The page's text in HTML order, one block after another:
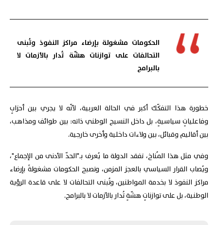
الحكومات مشغولة بإرضاء مراكز النفوذ وتُبنى
التحالفات على توازنات هشّة تُدار بالأزمات لا
بالبرامج
خطورة هذا التفكّك أكبر في الحالة العربية، لأنّه لا يجري بين أحزابٍ
وفاعلياتٍ سياسيةٍ، بل داخل النسيج الوطني ذاته: بين طوائف ومذاهب،
بين أقاليم وقبائل، بين ولاءات داخلية وأخرى خارجية.
وفي مثل هذا المُناخ، تفقد الدولة ما يُعرف بـ"الحدّ الأدنى من الإجماع"،
ويُصاب القرار السياسي بالعجز المزمن، وتصبح الحكومات مشغولةً بإرضاء
مراكز النفوذ لا بخدمة المواطنين، وتُبنى التحالفات لا على قاعدة الرؤية
الوطنية، بل على توازناتٍ هشّةٍ تُدار بالأزمات لا بالبرامج.